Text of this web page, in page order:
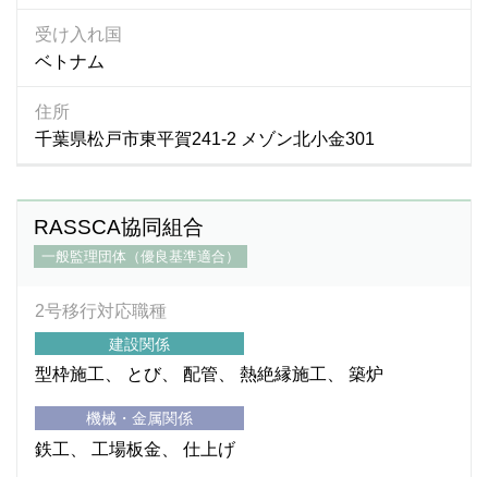
受け入れ国
ベトナム
住所
千葉県松戸市東平賀241-2 メゾン北小金301
RASSCA協同組合
一般監理団体（優良基準適合）
2号移行対応職種
建設関係
型枠施工 とび 配管 熱絶縁施工 築炉
機械・金属関係
鉄工 工場板金 仕上げ